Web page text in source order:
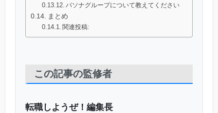
パソナグループについて教えてください
まとめ
関連投稿:
この記事の監修者
転職しようぜ！編集長